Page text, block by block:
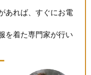
あれば、すぐにお電
を着た専門家が行い